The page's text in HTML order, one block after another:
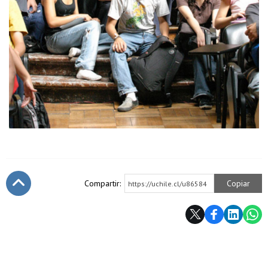
Compartir: https://uchile.cl/u86584 Copiar